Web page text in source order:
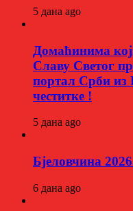
5 дана ago
Домаћинима
Славу Светог
портал Срби из
честитке !
5 дана ago
Бјеловчина
6 дана ago